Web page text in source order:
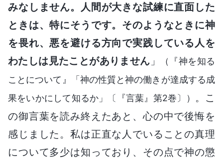
みなしません。人間が大きな試練に直面した
ときは、特にそうです。そのようなときに神
を畏れ、悪を避ける方向で実践している人を
わたしは見たことがありません 」
（『神を知る
ことについて』「神の性質と神の働きが達成する成
果をいかにして知るか」〔『言葉』第2巻〕）
。こ
の御言葉を読み終えたあと、心の中で後悔を
感じました。私は正直な人でいることの真理
について多少は知っており、その点で神の懲